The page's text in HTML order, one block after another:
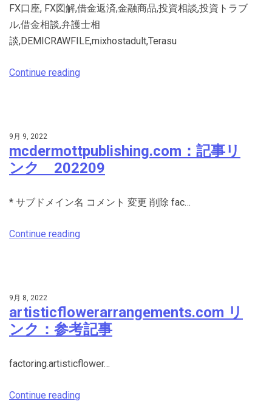
FX口座, FX図解,借金返済,金融商品,投資相談,投資トラブ
ル,借金相談,弁護士相
談,DEMICRAWFILE,mixhostadult,Terasu
Continue reading
9月 9, 2022
mcdermottpublishing.com：記事リ
ンク 202209
* サブドメイン名 コメント 変更 削除 fac…
Continue reading
9月 8, 2022
artisticflowerarrangements.com リ
ンク：参考記事
factoring.artisticflower…
Continue reading